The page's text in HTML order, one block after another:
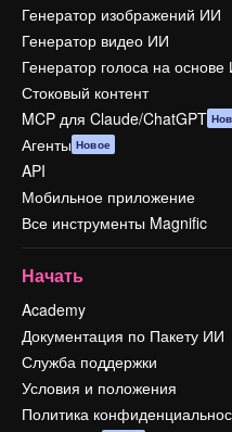
Генератор изображений ИИ
Генератор видео ИИ
Генератор голоса на
Стоковый контент
MCP для Claude/ChatGPT
Агенты Новое
API
Мобильное приложение
Все инструменты Magnific
Начать
Academy
Документация по Пакету ИИ
Служба поддержки
Условия и положения
Политика